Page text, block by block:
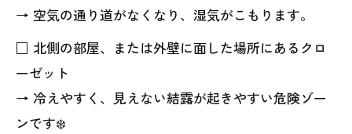
→ 空気の通り道がなくなり、湿気がこもります。
□ 北側の部屋、または外壁に面した場所にあるクロ
ーゼット
→ 冷えやすく、見えない結露が起きやすい危険ゾー
ンです❄️